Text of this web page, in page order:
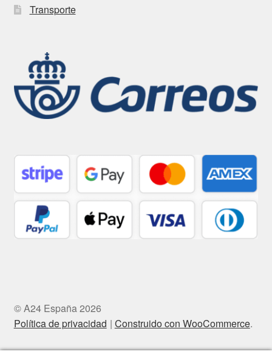
Transporte
© A24 España 2026
Política de privacidad
Construido con WooCommerce.